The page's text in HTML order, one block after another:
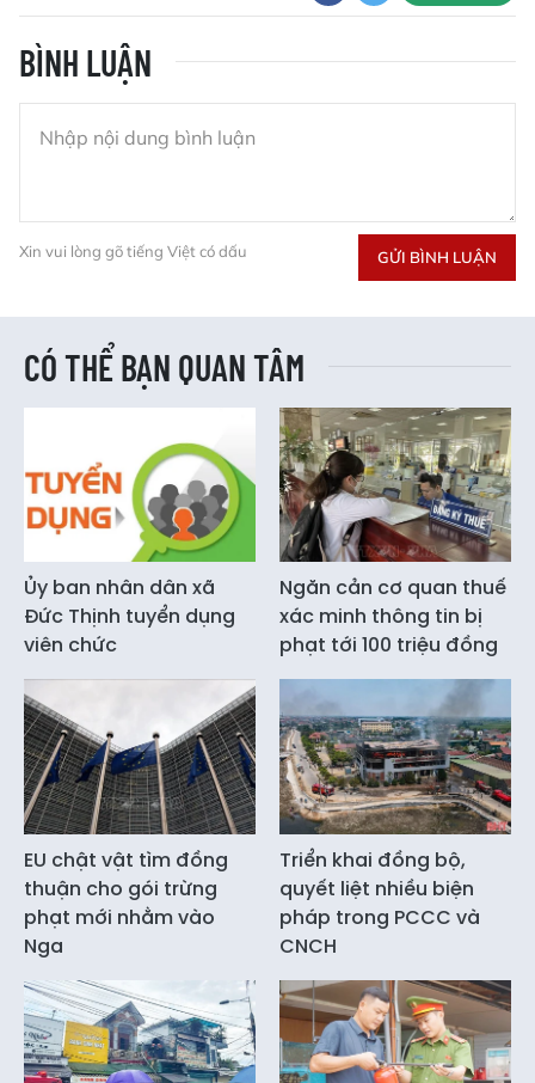
BÌNH LUẬN
Xin vui lòng gõ tiếng Việt có dấu GỬI BÌNH LUẬN
CÓ THỂ BẠN QUAN TÂM
Ủy ban nhân dân xã
Đức Thịnh tuyển dụng
viên chức
Ngăn cản cơ quan thuế
xác minh thông tin bị
phạt tới 100 triệu đồng
EU chật vật tìm đồng
thuận cho gói trừng
phạt mới nhằm vào
Nga
Triển khai đồng bộ,
quyết liệt nhiều biện
pháp trong PCCC và
CNCH